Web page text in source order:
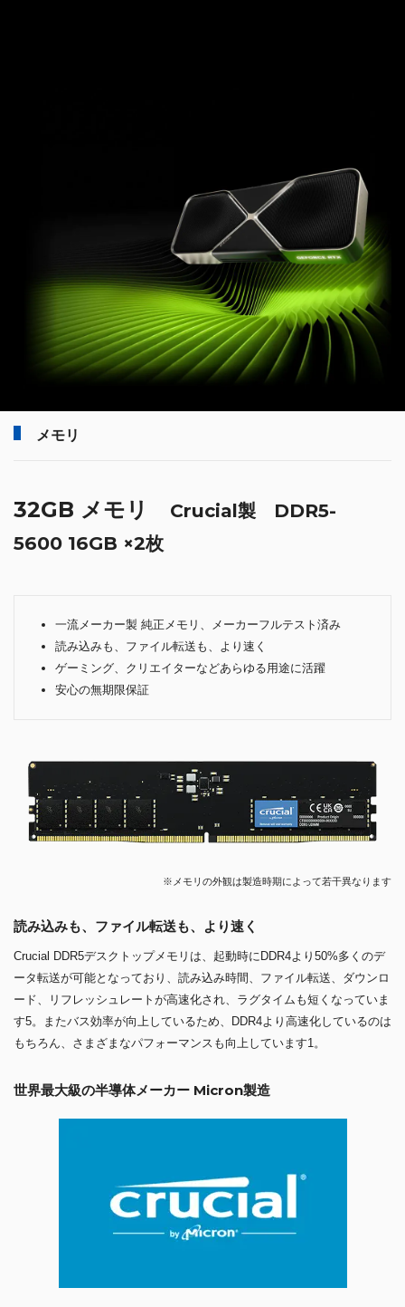
メモリ
32GB メモリ
Crucial製 DDR5-
5600 16GB ×2枚
一流メーカー製 純正メモリ、メーカーフルテスト済み
読み込みも、ファイル転送も、より速く
ゲーミング、クリエイターなどあらゆる用途に活躍
安心の無期限保証
※メモリの外観は製造時期によって若干異なります
読み込みも、ファイル転送も、より速く
Crucial DDR5デスクトップメモリは、起動時にDDR4より50%多くのデ
ータ転送が可能となっており、読み込み時間、ファイル転送、ダウンロ
ード、リフレッシュレートが高速化され、ラグタイムも短くなっていま
す5。またバス効率が向上しているため、DDR4より高速化しているのは
もちろん、さまざまなパフォーマンスも向上しています1。
世界最大級の半導体メーカー Micron製造